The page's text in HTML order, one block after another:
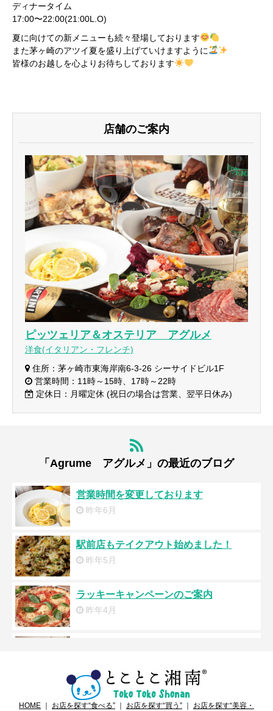
ディナータイム
17:00〜22:00(21:00L.O)
夏に向けての新メニューも続々登場しております
また茅ヶ崎のアツイ夏を盛り上げていけますように
皆様のお越しを心よりお待ちしております
店舗のご案内
ピッツェリア＆オステリア アグルメ
洋食(イタリアン・フレンチ)
住所：茅ヶ崎市東海岸南6-3-26 シーサイドビル1F
営業時間：11時～15時、17時～22時
定休日：月曜定休 (祝日の場合は営業、翌平日休み)
「Agrume アグルメ」の最近のブログ
営業時間を変更しております
昨年6月
駅前店もテイクアウト始めました！
昨年5月
ラッキーキャンペーンのご案内
昨年4月
昨年4月
テイクアウト＆デリバリー
HOME ｜ お店を探す“食べる” ｜ お店を探す“買う” ｜ お店を探す“美容・